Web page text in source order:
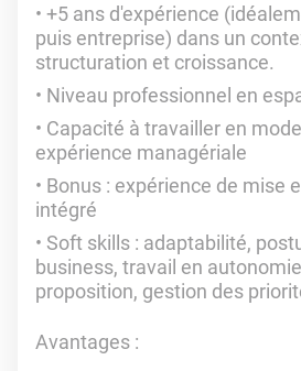
+5 ans d'expérience
puis entreprise) dans un
structuration et croissance.
Niveau professionnel en
Capacité à travailler en
expérience managériale
Bonus : expérience de mise
intégré
Soft skills : adaptabilité,
business, travail en
proposition, gestion des
Avantages :